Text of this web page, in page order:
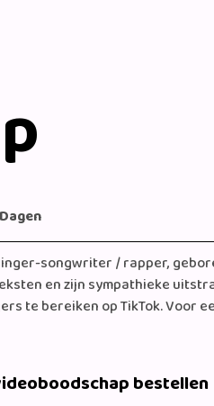
songwriter / rapper,
en zijn sympathieke
te bereiken op TikTok. Voor
Matz aan het goede adres.
5 dagen en werd gebruikt
viral. Een Crush Op (Roxy)
bestellen